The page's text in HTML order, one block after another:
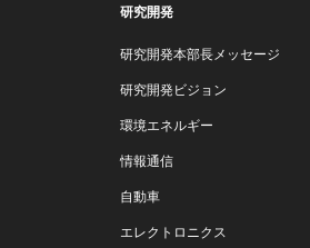
研究開発
研究開発本部長メッセージ
研究開発ビジョン
環境エネルギー
情報通信
自動車
エレクトロニクス